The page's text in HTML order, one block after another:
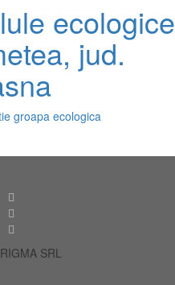
ecologice
jud.
groapa ecologica
SRL